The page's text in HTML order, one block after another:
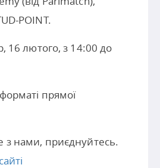
POINT.
16 лютого, з 14:00 до
прямої
нами, приєднуйтесь.
сайті